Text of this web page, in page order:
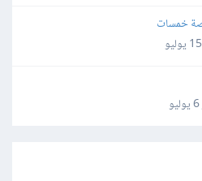
خمسات
15 يوليو
6 يوليو